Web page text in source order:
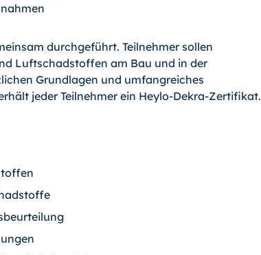
durchgeführt. Teilnehmer sollen
Luftschadstoffen am Bau und in der
Grundlagen und umfangreiches
jeder Teilnehmer ein Heylo-Dekra-Zertifikat.